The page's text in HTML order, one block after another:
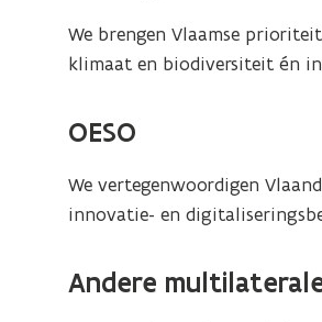
We brengen Vlaamse
klimaat en biodiversiteit én
OESO
We vertegenwoordigen
innovatie- en
Andere